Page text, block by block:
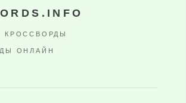
КРОССВОРДЫ
ОНЛАЙН